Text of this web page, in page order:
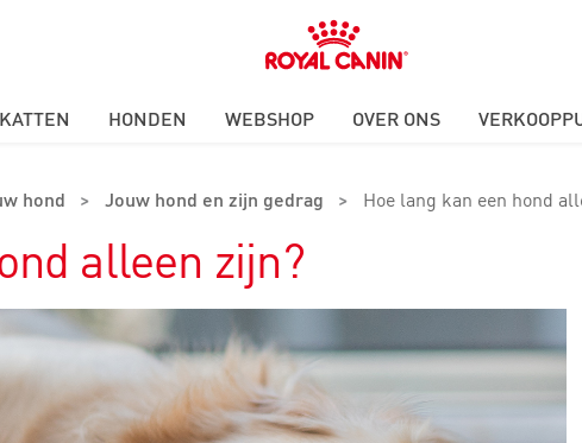
Royal
Canin
KATTEN
HONDEN WEBSHOP OVER ONS
hond > Jouw hond en zijn gedrag > Hoe lang kan een hond
alleen zijn?